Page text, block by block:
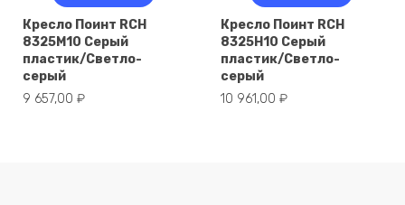
Кресло Поинт RCH
8325M10 Серый
пластик/Светло-
серый
9 657,00 ₽
Кресло Поинт RCH
8325H10 Серый
пластик/Светло-
серый
10 961,00 ₽